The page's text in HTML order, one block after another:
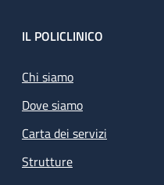
Footer
IL POLICLINICO
Chi siamo
Dove siamo
Carta dei servizi
Strutture